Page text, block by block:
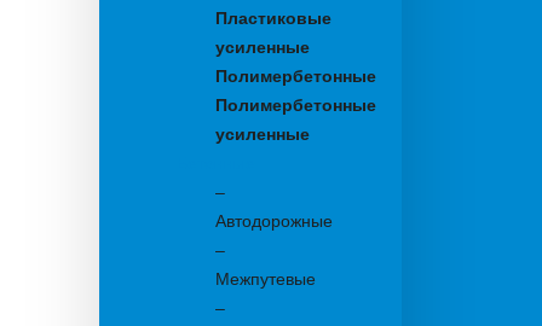
Пластиковые
усиленные
Полимербетонные
Полимербетонные
усиленные
–
Автодорожные
–
Межпутевые
–